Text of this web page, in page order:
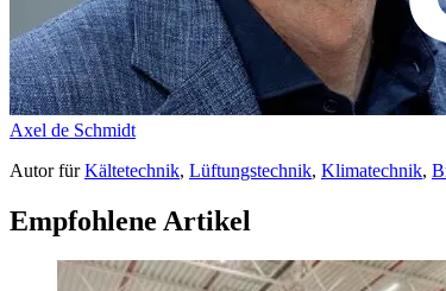
Axel de Schmidt
AutorfürKältetechnik, Lüftungstechnik, Klimatechnik,
Empfohlene Artikel